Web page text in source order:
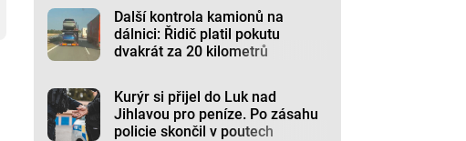
Další kontrola kamionů na
dálnici: Řidič platil pokutu
dvakrát za 20 kilometrů
Kurýr si přijel do Luk nad
Jihlavou pro peníze. Po zásahu
policie skončil v poutech